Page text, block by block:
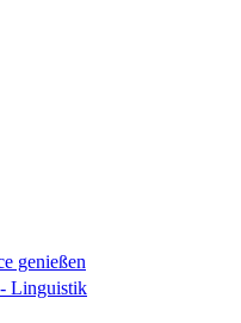
genießen
Linguistik